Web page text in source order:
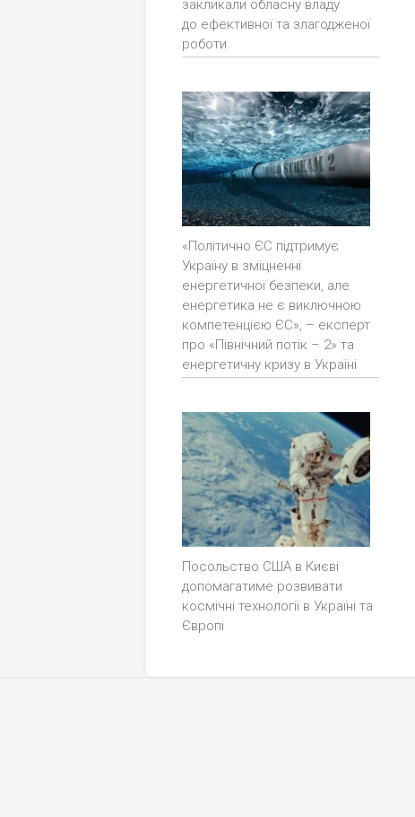
закликали обласну владу
до ефективної та злагодженої
роботи
«Політично ЄС підтримує
Україну в зміцненні
енергетичної безпеки, але
енергетика не є виключною
компетенцією ЄС», – експерт
про «Північний потік – 2» та
енергетичну кризу в Україні
Посольство США в Києві
допомагатиме розвивати
космічні технології в Україні та
Європі